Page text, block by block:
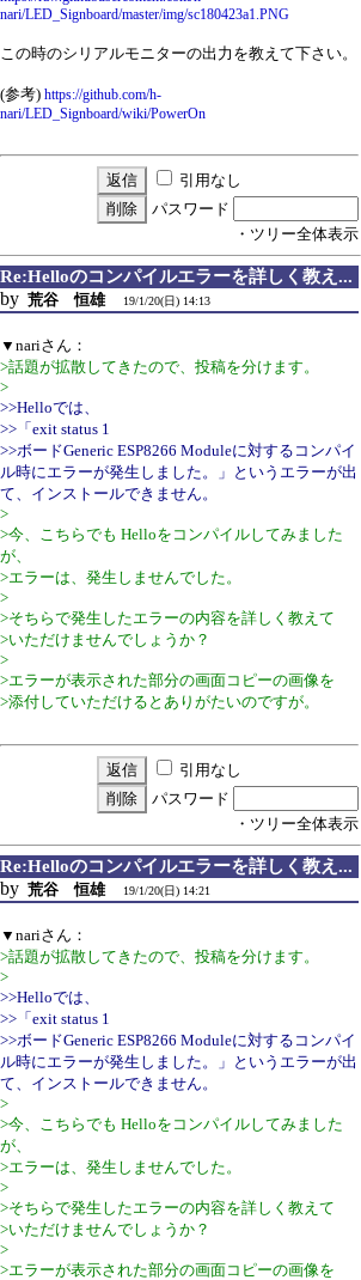
nari/LED_Signboard/master/img/sc180423a1.PNG
この時のシリアルモニターの出力を教えて下さい。
(参考) https://github.com/h-
nari/LED_Signboard/wiki/PowerOn
引用なし
パスワード
・ツリー全体表示
Re:Helloのコンパイルエラーを詳しく教え...
by 荒谷 恒雄 19/1/20(日) 14:13
▼nariさん：
>話題が拡散してきたので、投稿を分けます。
>
>>Helloでは、
>>「exit status 1
>>ボードGeneric ESP8266 Moduleに対するコンパイ
ル時にエラーが発生しました。」というエラーが出
て、インストールできません。
>
>今、こちらでも Helloをコンパイルしてみました
が、
>エラーは、発生しませんでした。
>
>そちらで発生したエラーの内容を詳しく教えて
>いただけませんでしょうか？
>
>エラーが表示された部分の画面コピーの画像を
>添付していただけるとありがたいのですが。
引用なし
パスワード
・ツリー全体表示
Re:Helloのコンパイルエラーを詳しく教え...
by 荒谷 恒雄 19/1/20(日) 14:21
▼nariさん：
>話題が拡散してきたので、投稿を分けます。
>
>>Helloでは、
>>「exit status 1
>>ボードGeneric ESP8266 Moduleに対するコンパイ
ル時にエラーが発生しました。」というエラーが出
て、インストールできません。
>
>今、こちらでも Helloをコンパイルしてみました
が、
>エラーは、発生しませんでした。
>
>そちらで発生したエラーの内容を詳しく教えて
>いただけませんでしょうか？
>
>エラーが表示された部分の画面コピーの画像を